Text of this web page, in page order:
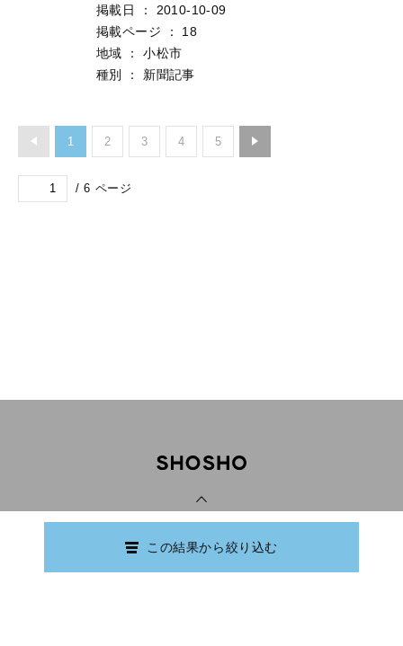
掲載日
：
2010-10-09
掲載ページ
：
18
地域
：
小松市
種別
： 新聞記事
1 2 3 4 5
/ 6 ページ
この結果から絞り込む
Copyright © Ishikawa Prefectural Library.